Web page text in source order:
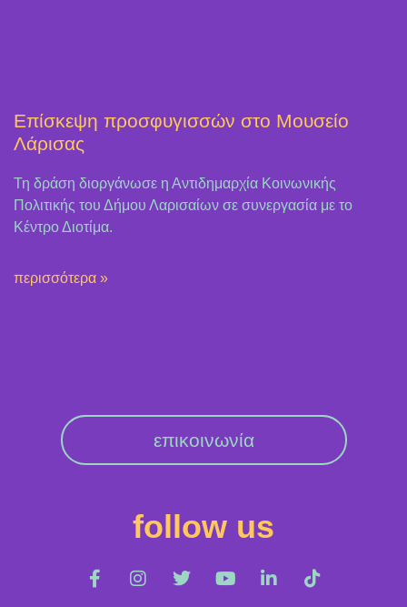
Επίσκεψη προσφυγισσών στο Μουσείο
Λάρισας
Τη δράση διοργάνωσε η Αντιδημαρχία Κοινωνικής
Πολιτικής του Δήμου Λαρισαίων σε συνεργασία με το
Κέντρο Διοτίμα.
περισσότερα »
επικοινωνία
follow us